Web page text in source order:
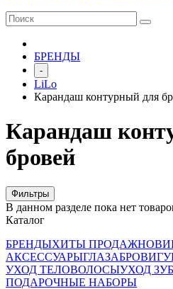
БРЕНДЫ
-
LiLo
Карандаш контурный для
Карандаш
бровей
Фильтры
В данном разделе пока нет
Каталог
БРЕНДЫХИТЫ ПРОДАЖ
АКСЕССУАРЫГЛАЗАБРОВИ
УХОД ТЕЛОВОЛОСЫУХОД
ПОДАРОЧНЫЕ НАБОРЫ